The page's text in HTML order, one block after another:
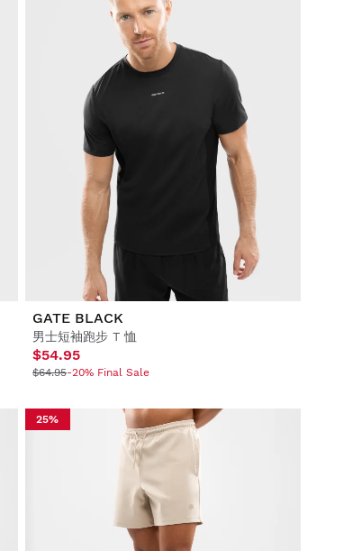
GATE BLACK
男士短袖跑步 T 恤
$54.95
$64.95-20% Final Sale
25%